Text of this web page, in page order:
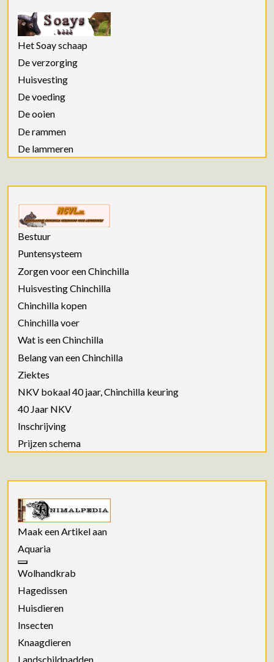
Het Soay schaap
De verzorging
Huisvesting
De voeding
De ooien
De rammen
De lammeren
Bestuur
Puntensysteem
Zorgen voor een Chinchilla
Huisvesting Chinchilla
Chinchilla kopen
Chinchilla voer
Wat is een Chinchilla
Belang van een Chinchilla
Ziektes
NKV bokaal 40 jaar, Chinchilla keuring
40 Jaar NKV
Inschrijving
Prijzen schema
Maak een Artikel aan
Aquaria
Wolhandkrab
Hagedissen
Huisdieren
Insecten
Knaagdieren
Landschildpadden